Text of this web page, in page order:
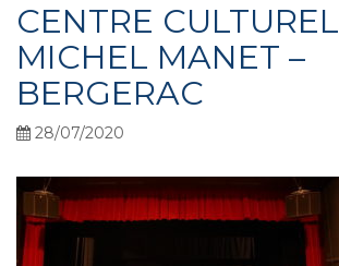
CENTRE CULTUREL
MICHEL MANET –
BERGERAC
28/07/2020